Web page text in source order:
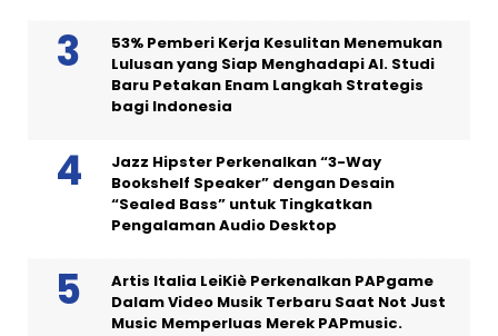
53% Pemberi Kerja Kesulitan Menemukan
Lulusan yang Siap Menghadapi AI. Studi
Baru Petakan Enam Langkah Strategis
bagi Indonesia
Jazz Hipster Perkenalkan “3-Way
Bookshelf Speaker” dengan Desain
“Sealed Bass” untuk Tingkatkan
Pengalaman Audio Desktop
Artis Italia LeiKiè Perkenalkan PAPgame
Dalam Video Musik Terbaru Saat Not Just
Music Memperluas Merek PAPmusic.